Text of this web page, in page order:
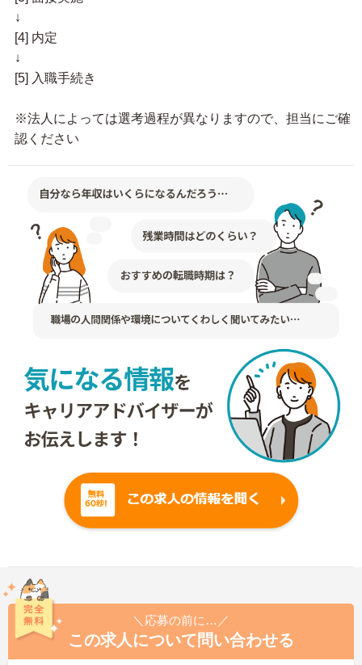
↓
[4] 内定
↓
[5] 入職手続き
※法人によっては選考過程が異なりますので、担当にご確
認ください
＼応募の前に…／
この求人について問い合わせる